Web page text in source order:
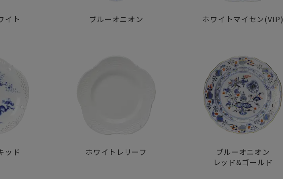
イト ブルーオニオン ホワイトマイセン(VIP)
ッド ホワイトレリーフ
ブルーオニオン
レッド&ゴールド